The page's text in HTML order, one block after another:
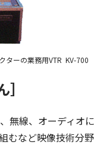
ターの業務用VTR KV-700
無線、オーディオ
むなど映像技術分